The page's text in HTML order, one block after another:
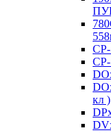
CP-
кл )